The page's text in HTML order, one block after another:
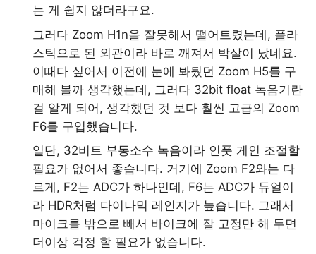
는 게 쉽지 않더라구요.
그러다 Zoom H1n을 잘못해서 떨어트렸는데, 플라
스틱으로 된 외관이라 바로 깨져서 박살이 났네요.
이때다 싶어서 이전에 눈에 봐뒀던 Zoom H5를 구
매해 볼까 생각했는데, 그러다 32bit float 녹음기란
걸 알게 되어, 생각했던 것 보다 훨씬 고급의 Zoom
F6를 구입했습니다.
일단, 32비트 부동소수 녹음이라 인풋 게인 조절할
필요가 없어서 좋습니다. 거기에 Zoom F2와는 다
르게, F2는 ADC가 하나인데, F6는 ADC가 듀얼이
라 HDR처럼 다이나믹 레인지가 높습니다. 그래서
마이크를 밖으로 빼서 바이크에 잘 고정만 해 두면
더이상 걱정 할 필요가 없습니다.